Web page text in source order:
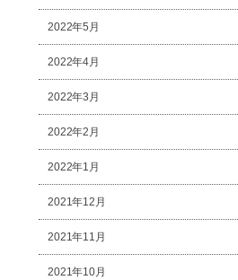
2022年5月
2022年4月
2022年3月
2022年2月
2022年1月
2021年12月
2021年11月
2021年10月